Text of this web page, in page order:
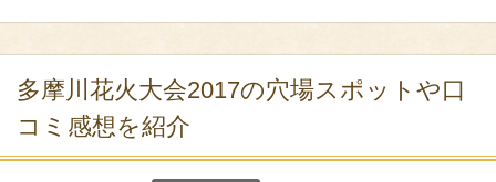
多摩川花火大会2017の穴場スポットや口
コミ感想を紹介